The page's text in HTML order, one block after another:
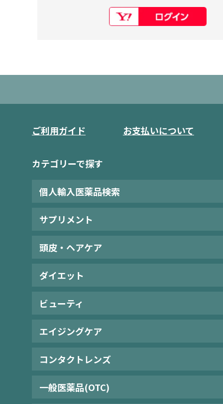
ご利用ガイド お支払いについて
カテゴリーで探す
個人輸入医薬品検索
サプリメント
頭皮・ヘアケア
ダイエット
ビューティ
エイジングケア
コンタクトレンズ
一般医薬品(OTC)